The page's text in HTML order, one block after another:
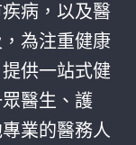
病，以及醫
為注重健康
供一站式健
醫生、護
業的醫務人